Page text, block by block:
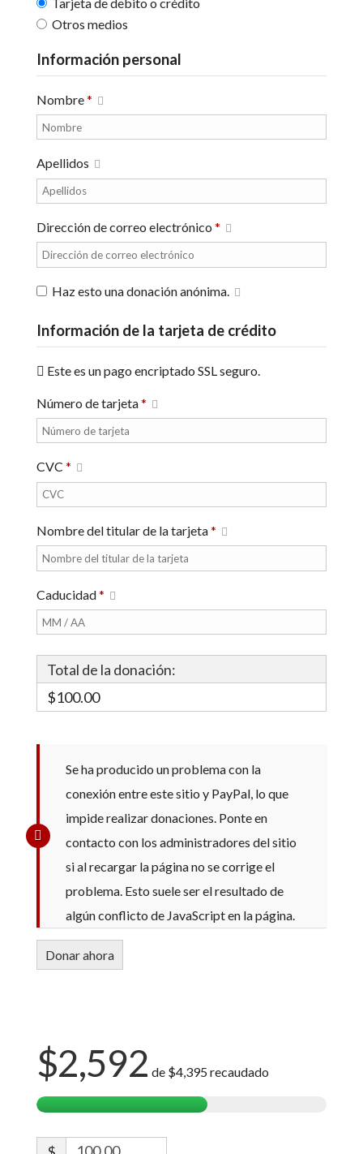
Otros medios
Información personal
Nombre*
Apellidos
Dirección de correo electrónico *
Haz esto una donación anónima.
Información de la tarjeta de crédito
Este es un pago encriptado SSL seguro.
Número de tarjeta*
CVC *
Nombre del titular de la tarjeta*
Caducidad*
Total de la donación:
$100.00
Se ha producido un problema con la
conexión entre este sitio y PayPal, lo que
impide realizar donaciones. Ponte en
contacto con los administradores del sitio
si al recargar la página no se corrige el
problema. Esto suele ser el resultado de
algún conflicto de JavaScript en la página.
$2,592 de $4,395recaudado